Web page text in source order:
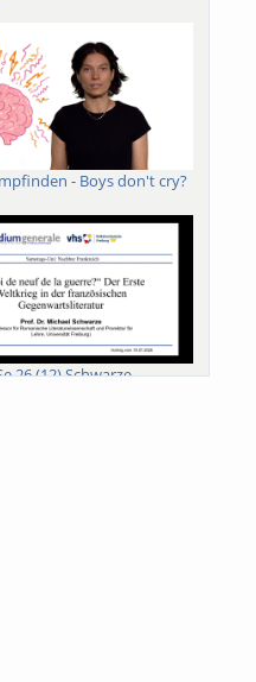
- Boys don't cry?
26 (12) Schwarze